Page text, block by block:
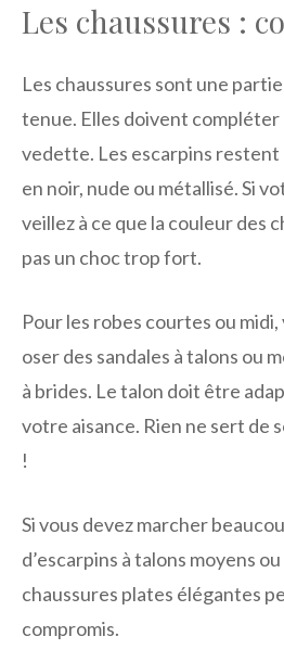
Les chaussures :
Les chaussures sont une
tenue. Elles doivent compléter
vedette. Les escarpins
en noir, nude ou métallisé. Si
veillez à ce que la couleur des
pas un choc trop fort.
Pour les robes courtes ou midi,
oser des sandales à talons ou
à brides. Le talon doit être
votre aisance. Rien ne sert de
!
Si vous devez marcher
d’escarpins à talons moyens
chaussures plates élégantes
compromis.